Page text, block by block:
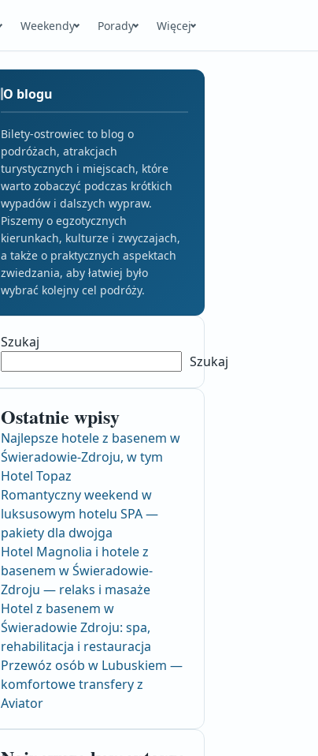
Weekendy Porady Więcej
O blogu
Bilety-ostrowiec to blog o
podróżach, atrakcjach
turystycznych i miejscach, które
warto zobaczyć podczas krótkich
wypadów i dalszych wypraw.
Piszemy o egzotycznych
kierunkach, kulturze i zwyczajach,
a także o praktycznych aspektach
zwiedzania, aby łatwiej było
wybrać kolejny cel podróży.
Szukaj
Szukaj
Ostatnie wpisy
Najlepsze hotele z basenem w
Świeradowie-Zdroju, w tym
Hotel Topaz
Romantyczny weekend w
luksusowym hotelu SPA —
pakiety dla dwojga
Hotel Magnolia i hotele z
basenem w Świeradowie-
Zdroju — relaks i masaże
Hotel z basenem w
Świeradowie Zdroju: spa,
rehabilitacja i restauracja
Przewóz osób w Lubuskiem —
komfortowe transfery z
Aviator